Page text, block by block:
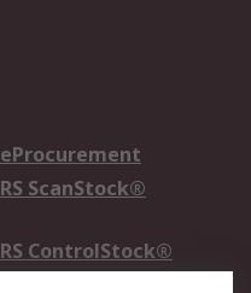
eProcurement
RS ScanStock®
RS ControlStock®